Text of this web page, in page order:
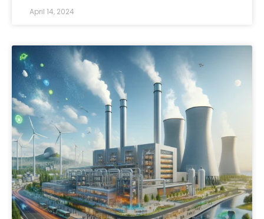
April 14, 2024